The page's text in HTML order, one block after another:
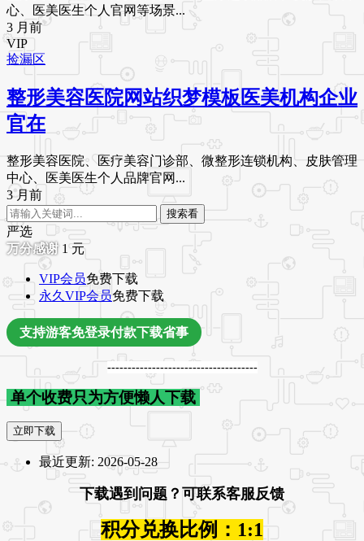
心、医美医生个人官网等场景...
3 月前
VIP
捡漏区
整形美容医院网站织梦模板医美机构企业
官在
整形美容医院、医疗美容门诊部、微整形连锁机构、皮肤管理
中心、医美医生个人品牌官网...
3 月前
搜索看
严选
1 元
VIP会员免费下载
永久VIP会员免费下载
支持游客免登录付款下载省事
-------------------------------------
单个收费只为方便懒人下载
立即下载
最近更新: 2026-05-28
下载遇到问题？可联系客服反馈
积分兑换比例：1:1